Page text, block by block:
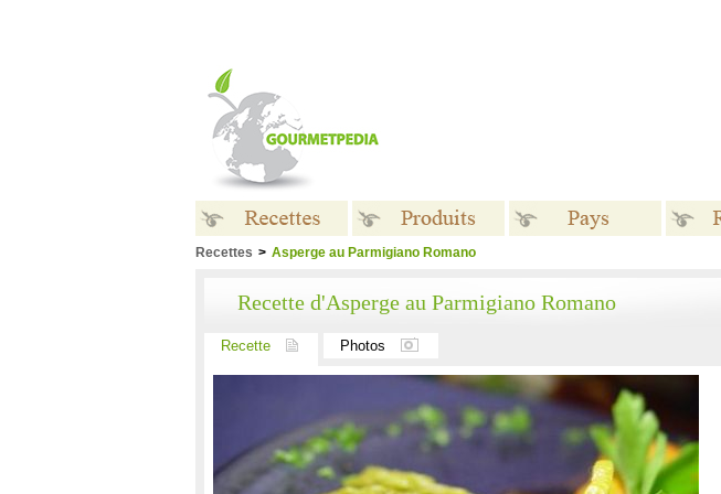
Recettes > Asperge au Parmigiano Romano
Recette d'Asperge au Parmigiano Romano
Recette Photos
Recettes